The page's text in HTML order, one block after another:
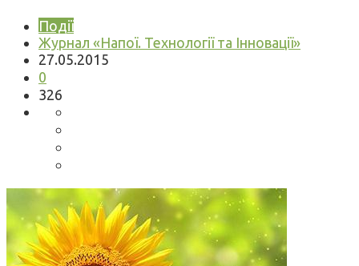
Події
Журнал «Напої. Технології та Інновації»
27.05.2015
0
326